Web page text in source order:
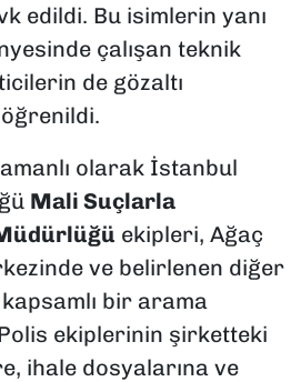
edildi. Bu isimlerin yanı
çalışan teknik
de gözaltı
olarak İstanbul
Mali Suçlarla
ekipleri, Ağaç
ve belirlenen diğer
bir arama
ekiplerinin şirketteki
ihale dosyalarına ve